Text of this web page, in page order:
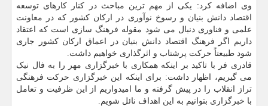
وی اضافه کرد: یکی از مهم ترین مباحث در کنار کارهای توسعه
اقتصاد دانش بنیان و رسوخ نوآوری در ارکان کشور که در معاونت
علمی و فناوری دنبال می شود مقوله فرهنگ سازی است که اعتقاد
داریم اگر فرهنگ اقتصاد دانش بنیان در اعماق ارکان کشور جاری
شود طبیعتاً حرکت پرشتاب و اثرگذاری خواهیم داشت.
قادری فر با تاکید بر اینکه همکاری با خبرگزاری مهر را به فال نیک
می گیریم، اظهار داشت: برای اینکه این خبرگزاری حرکت فرهنگی
تراز انقلاب را در پیش گرفته و ما امیدواریم از این ظرفیت و تعامل
با خبرگزاری بتوانیم به این اهداف نائل شویم.